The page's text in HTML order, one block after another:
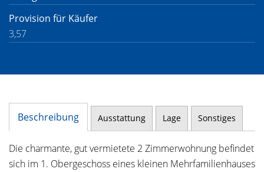
Provision für Käufer
3,57
Beschreibung Ausstattung Lage Sonstiges
Die charmante, gut vermietete 2 Zimmerwohnung befindet
sich im 1. Obergeschoss eines kleinen Mehrfamilienhauses